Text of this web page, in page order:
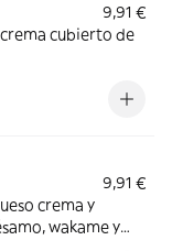
9,91 €
cubierto de
9,91 €
crema y
wakame y